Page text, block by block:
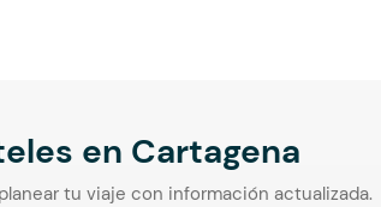
en Cartagena
tu viaje con información actualizada.